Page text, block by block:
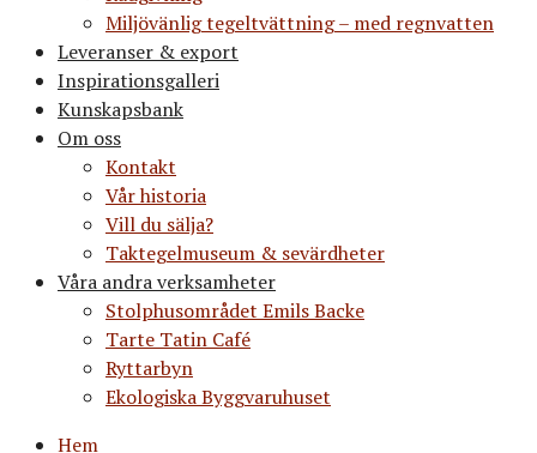
Miljövänlig tegeltvättning – med regnvatten
Leveranser & export
Inspirationsgalleri
Kunskapsbank
Om oss
Kontakt
Vår historia
Vill du sälja?
Taktegelmuseum & sevärdheter
Våra andra verksamheter
Stolphusområdet Emils Backe
Tarte Tatin Café
Ryttarbyn
Ekologiska Byggvaruhuset
Hem